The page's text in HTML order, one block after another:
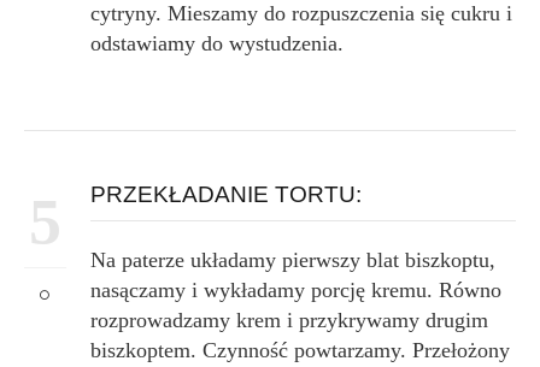
cytryny. Mieszamy do rozpuszczenia się cukru i
odstawiamy do wystudzenia.
5 PRZEKŁADANIE TORTU:
Na paterze układamy pierwszy blat biszkoptu,
nasączamy i wykładamy porcję kremu. Równo
rozprowadzamy krem i przykrywamy drugim
biszkoptem. Czynność powtarzamy. Przełożony